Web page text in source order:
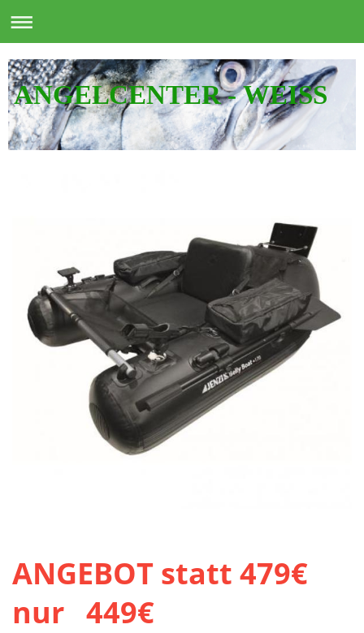
ANGELCENTER - WEISS
ANGEBOT statt 479€
nur 449€